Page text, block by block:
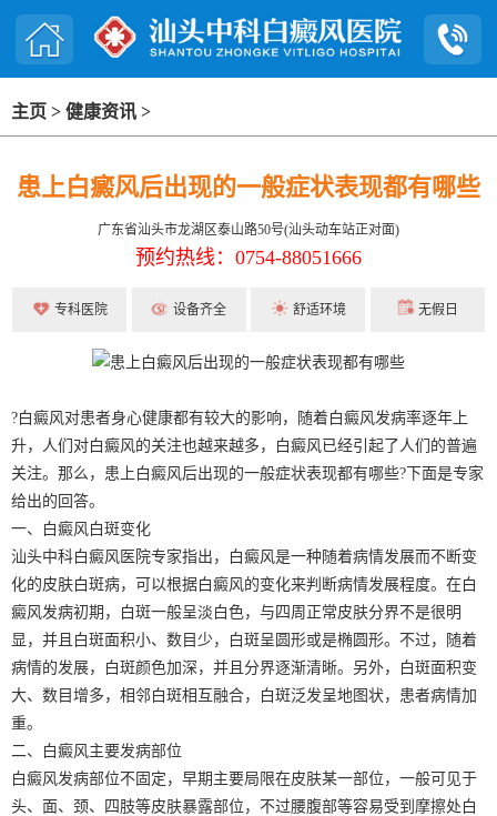
主页 > 健康资讯 >
患上白癜风后出现的一般症状表现都有哪些
广东省汕头市龙湖区泰山路50号(汕头动车站正对面)
预约热线：0754-88051666
专科医院 设备齐全 舒适环境 无假日
?白癜风对患者身心健康都有较大的影响，随着白癜风发病率逐年上
升，人们对白癜风的关注也越来越多，白癜风已经引起了人们的普遍
关注。那么，患上白癜风后出现的一般症状表现都有哪些?下面是专家
给出的回答。
一、白癜风白斑变化
汕头中科白癜风医院专家指出，白癜风是一种随着病情发展而不断变
化的皮肤白斑病，可以根据白癜风的变化来判断病情发展程度。在白
癜风发病初期，白斑一般呈淡白色，与四周正常皮肤分界不是很明
显，并且白斑面积小、数目少，白斑呈圆形或是椭圆形。不过，随着
病情的发展，白斑颜色加深，并且分界逐渐清晰。另外，白斑面积变
大、数目增多，相邻白斑相互融合，白斑泛发呈地图状，患者病情加
重。
二、白癜风主要发病部位
白癜风发病部位不固定，早期主要局限在皮肤某一部位，一般可见于
头、面、颈、四肢等皮肤暴露部位，不过腰腹部等容易受到摩擦处白